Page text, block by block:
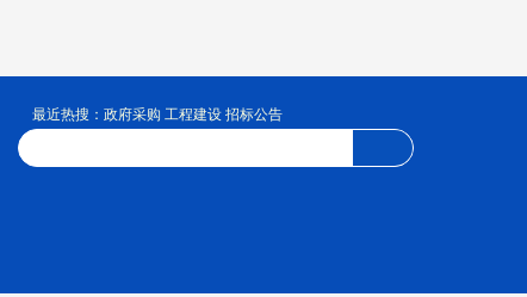
最近热搜：政府采购 工程建设 招标公告